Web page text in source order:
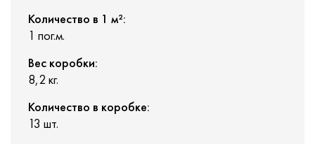
Количество в 1 м²:
1 пог.м.
Вес коробки:
8,2 кг.
Количество в коробке:
13 шт.